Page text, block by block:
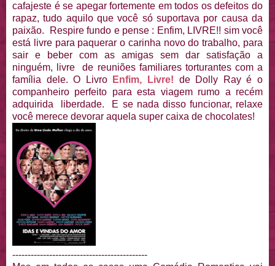
cafajeste é se apegar fortemente em todos os defeitos do
rapaz, tudo aquilo que você só suportava por causa da
paixão. Respire fundo e pense : Enfim, LIVRE!! sim você
está livre para paquerar o carinha novo do trabalho, para
sair e beber com as amigas sem dar satisfação a
ninguém, livre de reuniões familiares torturantes com a
família dele. O Livro
Enfim, Livre! de Dolly Ray é o
companheiro perfeito para esta viagem rumo a recém
adquirida liberdade. E se nada disso funcionar, relaxe
você merece devorar aquela super caixa de chocolates!
--------------------------------------------